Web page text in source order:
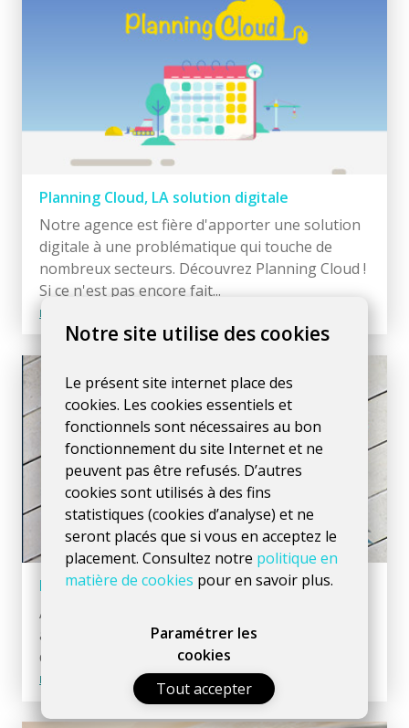
Planning Cloud, LA solution digitale
Notre agence est fière d'apporter une solution
digitale à une problématique qui touche de
nombreux secteurs. Découvrez Planning Cloud !
Si ce n'est pas encore fait...
Lire l'article >
Le web design c’est quoi ?
Avant le développement d'un site ou d'une
application, nous passons toujours par l'étape
d'
design.
Lire l'article >
Notre site utilise des cookies
Le présent site internet place des
cookies. Les cookies essentiels et
fonctionnels sont nécessaires au bon
fonctionnement du site Internet et ne
peuvent pas être refusés. D’autres
cookies sont utilisés à des fins
statistiques (cookies d’analyse) et ne
seront placés que si vous en acceptez le
placement. Consultez notre politique en
matière de cookies pour en savoir plus.
Paramétrer les
cookies
Tout accepter